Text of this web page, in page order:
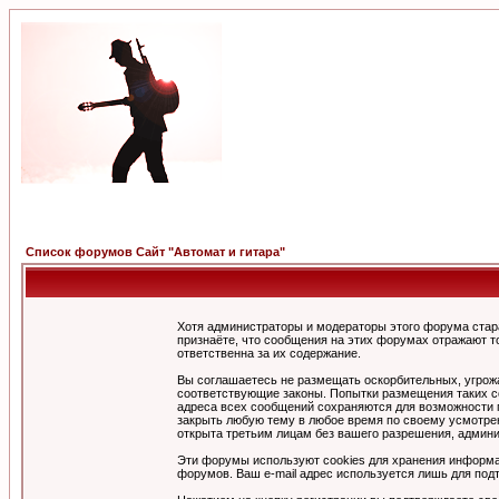
Список форумов Сайт "Автомат и гитара"
Хотя администраторы и модераторы этого форума
признаёте, что сообщения на этих форумах отражают
ответственна за их содержание.
Вы соглашаетесь не размещать оскорбительных,
соответствующие законы. Попытки размещения таких
адреса всех сообщений сохраняются для
закрыть любую тему в любое время по своему
открыта третьим лицам без вашего разрешения,
Эти форумы используют cookies для хранения
форумов. Ваш e-mail адрес используется лишь для